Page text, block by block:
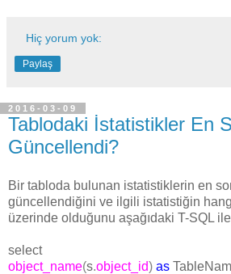
Hiç yorum yok:
Paylaş
2016-03-09
Tablodaki İstatistikler En
Güncellendi?
Bir tabloda bulunan istatistiklerin en
güncellendiğini ve ilgili istatistiğin
üzerinde olduğunu aşağıdaki T-SQL
select
object_name(s.object_id) as